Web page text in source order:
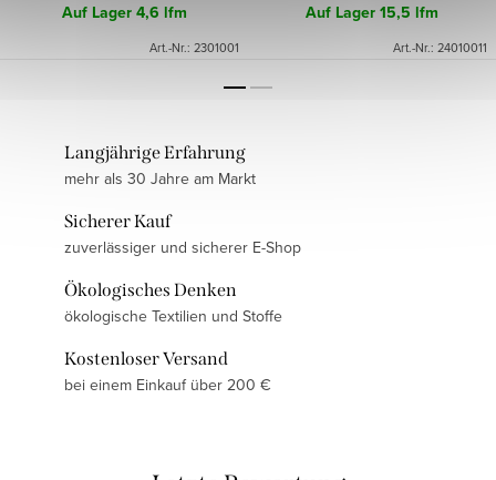
Auf Lager4,6 lfm
Art.-Nr.: 2301001
Auf Lager15,5 lfm
Art.-Nr.: 24010011
Langjährige Erfahrung
mehr als 30 Jahre am Markt
Sicherer Kauf
zuverlässiger und sicherer E-Shop
Ökologisches Denken
ökologische Textilien und Stoffe
Kostenloser Versand
bei einem Einkauf über 200 €